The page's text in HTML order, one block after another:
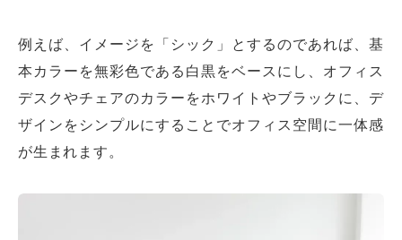
例えば、イメージを「シック」とするのであれば、基
本カラーを無彩色である白黒をベースにし、オフィス
デスクやチェアのカラーをホワイトやブラックに、デ
ザインをシンプルにすることでオフィス空間に一体感
が生まれます。